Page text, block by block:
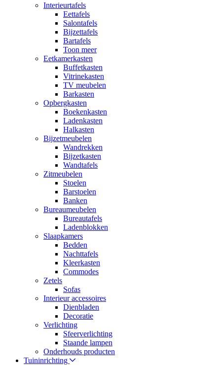
Interieurtafels
Eettafels
Salontafels
Bijzettafels
Bartafels
Toon meer
Eetkamerkasten
Buffetkasten
Vitrinekasten
TV meubelen
Barkasten
Opbergkasten
Boekenkasten
Ladenkasten
Halkasten
Bijzetmeubelen
Wandrekken
Bijzetkasten
Wandtafels
Zitmeubelen
Stoelen
Barstoelen
Banken
Bureaumeubelen
Bureautafels
Ladenblokken
Slaapkamers
Bedden
Nachttafels
Kleerkasten
Commodes
Zetels
Sofas
Interieur accessoires
Dienbladen
Decoratie
Verlichting
Sfeerverlichting
Staande lampen
Onderhouds producten
Tuininrichting